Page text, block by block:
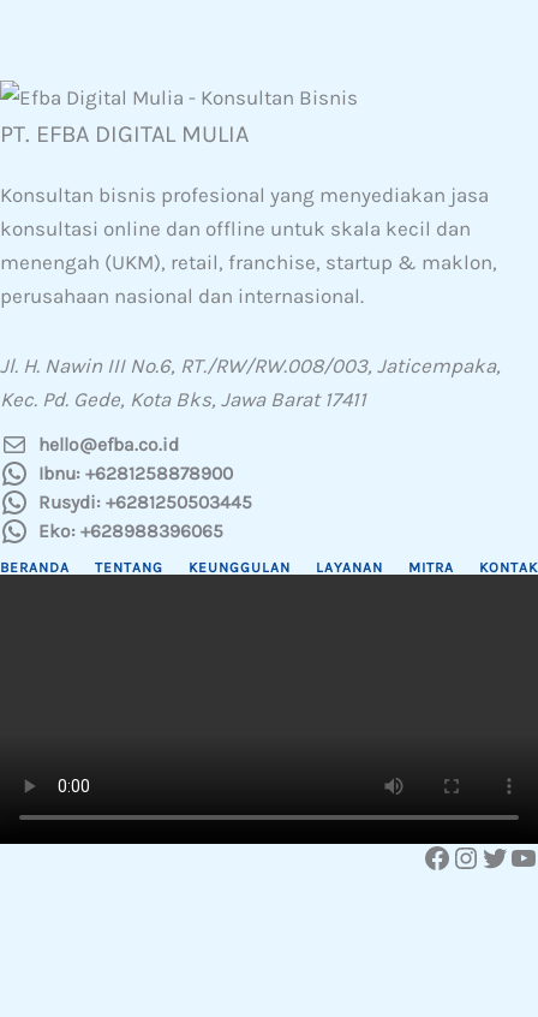
PT. EFBA DIGITAL MULIA
Konsultan bisnis profesional yang menyediakan jasa
konsultasi online dan offline untuk skala kecil dan
menengah (UKM), retail, franchise, startup & maklon,
perusahaan nasional dan internasional.
Jl. H. Nawin III No.6, RT./RW/RW.008/003, Jaticempaka,
Kec. Pd. Gede, Kota Bks, Jawa Barat 17411
hello@efba.co.id
Ibnu: +6281258878900
Rusydi: +6281250503445
Eko: +628988396065
BERANDA TENTANG KEUNGGULAN LAYANAN MITRA KONTAK
Facebook Instagram Twitter YouTube